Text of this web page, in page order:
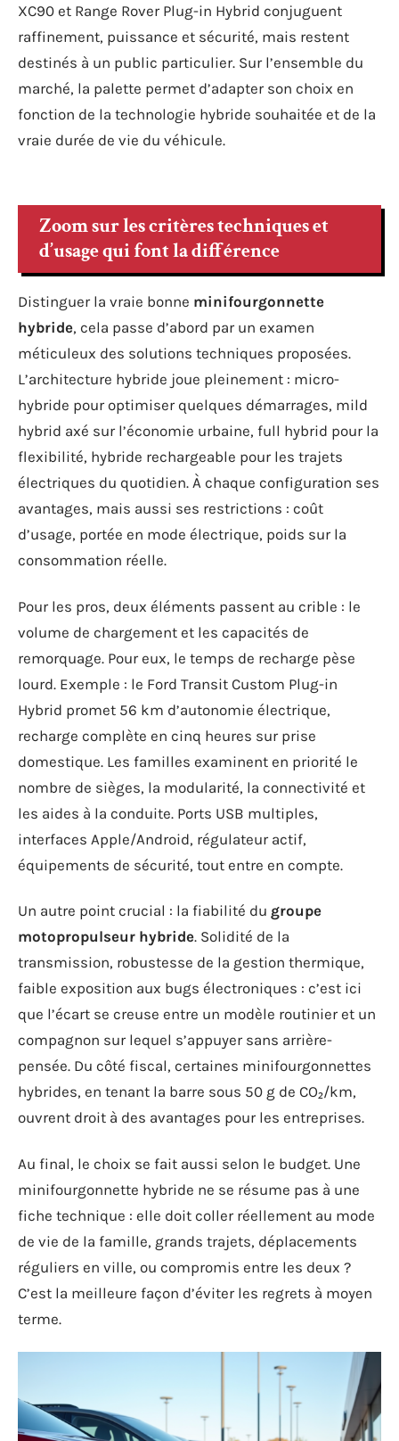
XC90 et Range Rover Plug-in Hybrid conjuguent
raffinement, puissance et sécurité, mais restent
destinés à un public particulier. Sur l’ensemble du
marché, la palette permet d’adapter son choix en
fonction de la technologie hybride souhaitée et de la
vraie durée de vie du véhicule.
Zoom sur les critères techniques et
d’usage qui font la différence
Distinguer la vraie bonne minifourgonnette
hybride, cela passe d’abord par un examen
méticuleux des solutions techniques proposées.
L’architecture hybride joue pleinement : micro-
hybride pour optimiser quelques démarrages, mild
hybrid axé sur l’économie urbaine, full hybrid pour la
flexibilité, hybride rechargeable pour les trajets
électriques du quotidien. À chaque configuration ses
avantages, mais aussi ses restrictions : coût
d’usage, portée en mode électrique, poids sur la
consommation réelle.
Pour les pros, deux éléments passent au crible : le
volume de chargement et les capacités de
remorquage. Pour eux, le temps de recharge pèse
lourd. Exemple : le Ford Transit Custom Plug-in
Hybrid promet 56 km d’autonomie électrique,
recharge complète en cinq heures sur prise
domestique. Les familles examinent en priorité le
nombre de sièges, la modularité, la connectivité et
les aides à la conduite. Ports USB multiples,
interfaces Apple/Android, régulateur actif,
équipements de sécurité, tout entre en compte.
Un autre point crucial : la fiabilité du groupe
motopropulseur hybride. Solidité de la
transmission, robustesse de la gestion thermique,
faible exposition aux bugs électroniques : c’est ici
que l’écart se creuse entre un modèle routinier et un
compagnon sur lequel s’appuyer sans arrière-
pensée. Du côté fiscal, certaines minifourgonnettes
hybrides, en tenant la barre sous 50 g de CO₂/km,
ouvrent droit à des avantages pour les entreprises.
Au final, le choix se fait aussi selon le budget. Une
minifourgonnette hybride ne se résume pas à une
fiche technique : elle doit coller réellement au mode
de vie de la famille, grands trajets, déplacements
réguliers en ville, ou compromis entre les deux ?
C’est la meilleure façon d’éviter les regrets à moyen
terme.